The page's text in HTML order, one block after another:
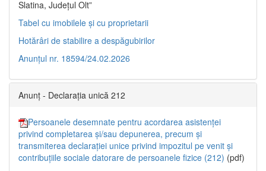
Slatina, Județul Olt”
Tabel cu imobilele și cu proprietarii
Hotărâri de stabilire a despăgubirilor
Anunțul nr. 18594/24.02.2026
Anunț - Declarația unică 212
Persoanele desemnate pentru acordarea asistenței
privind completarea și/sau depunerea, precum și
transmiterea declarației unice privind impozitul pe venit și
contribuțiile sociale datorare de persoanele fizice (212) (pdf)